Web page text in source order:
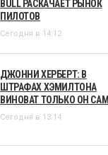
BULL РАСКАЧАЕТ РЫНОК
ПИЛОТОВ
Сегодня в 14:12
ДЖОННИ ХЕРБЕРТ: В
ШТРАФАХ ХЭМИЛТОНА
ВИНОВАТ ТОЛЬКО ОН САМ
Сегодня в 13:14